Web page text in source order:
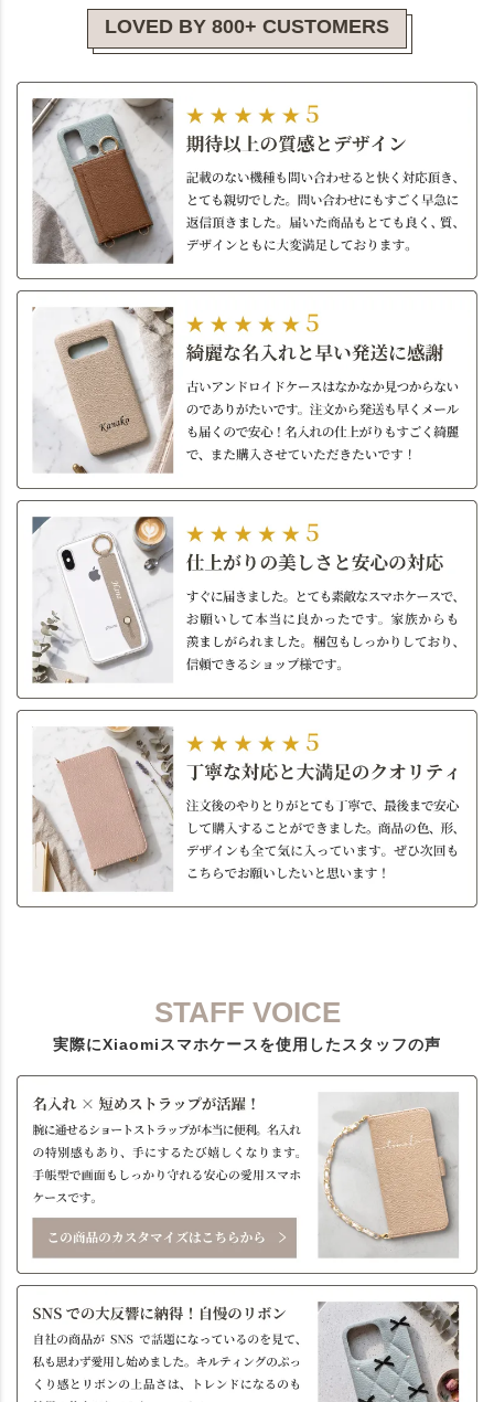
LOVED BY 800+ CUSTOMERS
STAFF VOICE
実際にXiaomiスマホケースを使用したスタッフの声